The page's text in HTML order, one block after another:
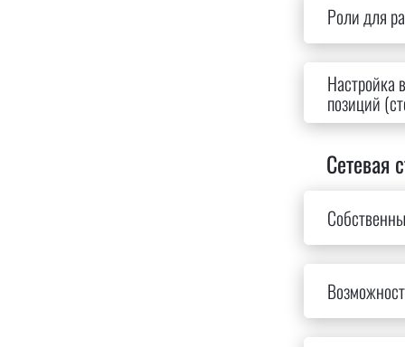
Роли для
Настройка
позиций
Сетевая